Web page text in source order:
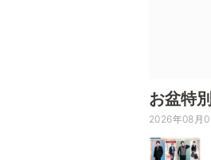
お盆特
2026年08月